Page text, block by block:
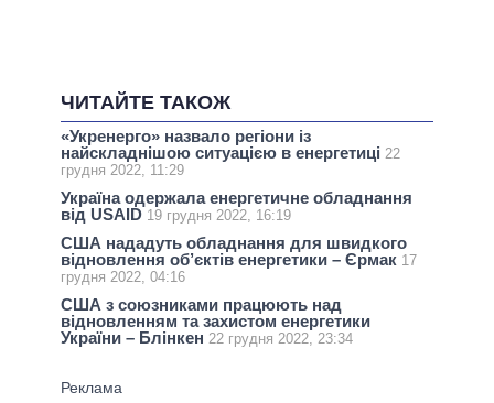
ЧИТАЙТЕ ТАКОЖ
«Укренерго» назвало регіони із
найскладнішою ситуацією в енергетиці 22
грудня 2022, 11:29
Україна одержала енергетичне обладнання
від USAID 19 грудня 2022, 16:19
США нададуть обладнання для швидкого
відновлення об’єктів енергетики – Єрмак 17
грудня 2022, 04:16
США з союзниками працюють над
відновленням та захистом енергетики
України – Блінкен 22 грудня 2022, 23:34